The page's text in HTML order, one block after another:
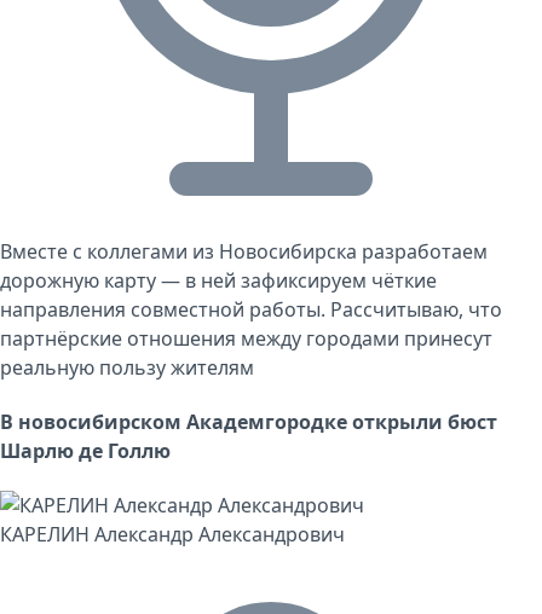
Вместе с коллегами из Новосибирска разработаем
дорожную карту — в ней зафиксируем чёткие
направления совместной работы. Рассчитываю, что
партнёрские отношения между городами принесут
реальную пользу жителям
В новосибирском Академгородке открыли бюст
Шарлю де Голлю
КАРЕЛИН Александр Александрович